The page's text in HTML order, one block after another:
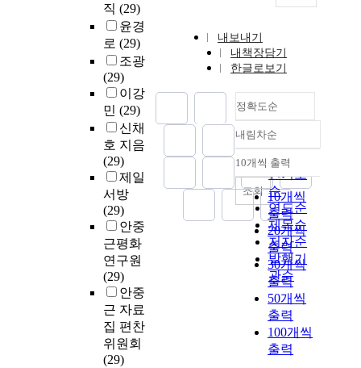
직 (29)
윤경
로 (29)
조광
(29)
이강
민 (29)
신채
호 지음
(29)
제일
서방
(29)
안중
근평화
연구원
(29)
안중
근 자료
집 편찬
위원회
(29)
내보내기
내책장담기
한글로보기
정확도순
정확도
순
인기도
순
연도순
제목순
저자순
발행기
관순
내림차순
내림차순
10개씩 출력
10개씩
출력
20개씩
출력
30개씩
출력
50개씩
출력
100개씩
출력
조회